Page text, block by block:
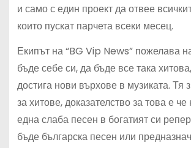
и само с един проект да отвее
които пускат парчета всеки месец.
Екипът на “BG Vip News” пожелава
бъде себе си, да бъде все така
достига нови върхове в музиката. Тя
за хитове, доказателство за това е
една слаба песен в богатият си
бъде българска песен или